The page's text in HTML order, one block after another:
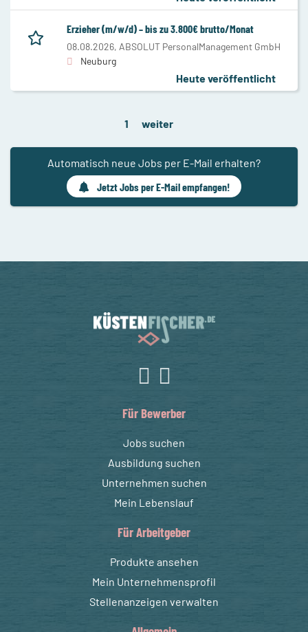
Erzieher (m/w/d) – bis zu 3.800€ brutto/Monat
08.08.2026, ABSOLUT PersonalManagement GmbH
Neuburg
Heute veröffentlicht
1 weiter
Automatisch neue Jobs per E-Mail erhalten?
Jetzt Jobs per E-Mail empfangen!
Für Bewerber
Jobs suchen
Ausbildung suchen
Unternehmen suchen
Mein Lebenslauf
Für Arbeitgeber
Produkte ansehen
Mein Unternehmensprofil
Stellenanzeigen verwalten